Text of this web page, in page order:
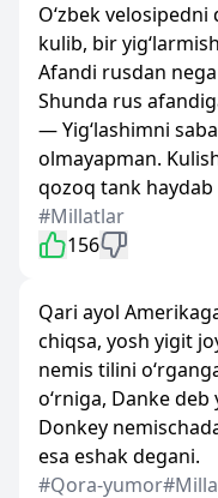
O‘zbek
kulib, bir
Afandi rusdan
Shunda rus
— Yig‘lashimni
olmayapman.
qozoq tank
#Millatlar
156
Qari ayol
chiqsa, yosh yigit
nemis tilini
o‘rniga, Danke
Donkey
esa eshak degani.
#Qora-yumor